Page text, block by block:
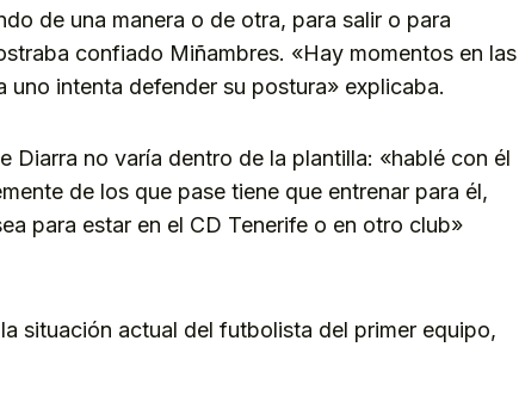
de una manera o de otra, para salir o para
confiado Miñambres. «Hay momentos en las
uno intenta defender su postura» explicaba.
Diarra no varía dentro de la plantilla: «hablé con él
de los que pase tiene que entrenar para él,
para estar en el CD Tenerife o en otro club»
situación actual del futbolista del primer equipo,